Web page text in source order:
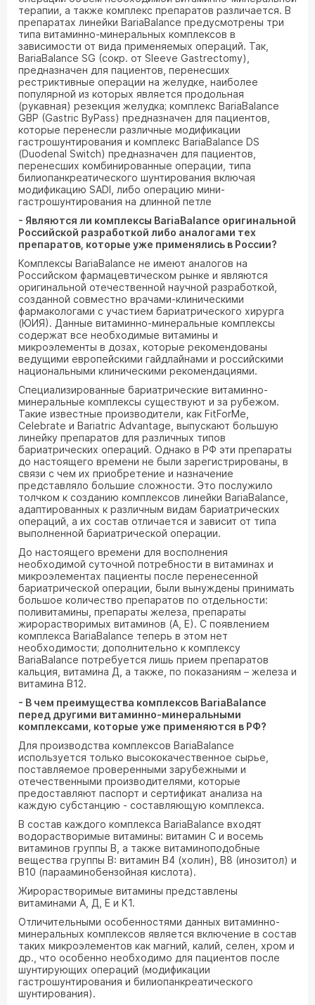
терапии, а также комплекс препаратов различается. В
препаратах линейки BariaBalance предусмотрены три
типа витаминно-минеральных комплексов в
зависимости от вида применяемых операций. Так,
BariaBalance SG (сокр. от Sleeve Gastrectomy),
предназначен для пациентов, перенесших
рестриктивные операции на желудке, наиболее
популярной из которых является продольная
(рукавная) резекция желудка; комплекс BariaBalance
GBP (Gastric ByPass) предназначен для пациентов,
которые перенесли различные модификации
гастрошунтирования и комплекс BariaBalance DS
(Duodenal Switch) предназначен для пациентов,
перенесших комбинированные операции, типа
билиопанкреатического шунтирования включая
модификацию SADI, либо операцию мини-
гастрошунтирования на длинной петле
- Являются ли комплексы BariaBalance оригинальной
Российской разработкой либо аналогами тех
препаратов, которые уже применялись в России?
Комплексы BariaBalance не имеют аналогов на
Российском фармацевтическом рынке и являются
оригинальной отечественной научной разработкой,
созданной совместно врачами-клиническими
фармакологами с участием бариатрического хирурга
(ЮИЯ). Данные витаминно-минеральные комплексы
содержат все необходимые витамины и
микроэлементы в дозах, которые рекомендованы
ведущими европейскими гайдлайнами и российскими
национальными клиническими рекомендациями.
Специализированные бариатрические витаминно-
минеральные комплексы существуют и за рубежом.
Такие известные производители, как FitForMe,
Celebrate и Bariatric Advantage, выпускают большую
линейку препаратов для различных типов
бариатрических операций. Однако в РФ эти препараты
до настоящего времени не были зарегистрированы, в
связи с чем их приобретение и назначение
представляло большие сложности. Это послужило
толчком к созданию комплексов линейки BariaBalance,
адаптированных к различным видам бариатрических
операций, а их состав отличается и зависит от типа
выполненной бариатрической операции.
До настоящего времени для восполнения
необходимой суточной потребности в витаминах и
микроэлементах пациенты после перенесенной
бариатрической операции, были вынуждены принимать
большое количество препаратов по отдельности:
поливитамины, препараты железа, препараты
жирорастворимых витаминов (А, Е). С появлением
комплекса BariaBalance теперь в этом нет
необходимости; дополнительно к комплексу
BariaBalance потребуется лишь прием препаратов
кальция, витамина Д, а также, по показаниям – железа и
витамина В12.
- В чем преимущества комплексов BariaBalance
перед другими витаминно-минеральными
комплексами, которые уже применяются в РФ?
Для производства комплексов BariaBalance
используется только высококачественное сырье,
поставляемое проверенными зарубежными и
отечественными производителями, которые
предоставляют паспорт и сертификат анализа на
каждую субстанцию - составляющую комплекса.
В состав каждого комплекса BariaBalance входят
водорастворимые витамины: витамин С и восемь
витаминов группы В, а также витаминоподобные
вещества группы В: витамин В4 (холин), В8 (инозитол) и
В10 (парааминобензойная кислота).
Жирорастворимые витамины представлены
витаминами А, Д, Е и К1.
Отличительными особенностями данных витаминно-
минеральных комплексов является включение в состав
таких микроэлементов как магний, калий, селен, хром и
др., что особенно необходимо для пациентов после
шунтирующих операций (модификации
гастрошунтирования и билиопанкреатического
шунтирования).